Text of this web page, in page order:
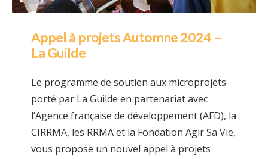
Appel à projets Automne 2024 –
La Guilde
Le programme de soutien aux microprojets
porté par La Guilde en partenariat avec
l’Agence française de développement (AFD), la
CIRRMA, les RRMA et la Fondation Agir Sa Vie,
vous propose un nouvel appel à projets